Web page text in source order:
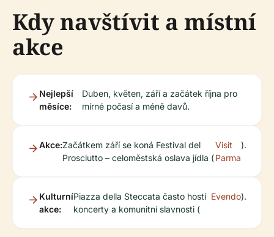
Kdy navštívit a místní
akce
Nejlepší
měsíce:
Duben, květen, září a začátek října pro
mírné počasí a méně davů.
Akce:Začátkem září se koná Festival del
Prosciutto – celoměstská oslava jídla (
Visit
Parma
).
Kulturní
akce:
Piazza della Steccata často hostí
koncerty a komunitní slavnosti (
Evendo).